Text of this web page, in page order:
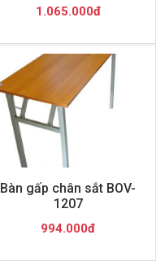
1.065.000đ
Bàn gấp chân sắt BOV-
1207
994.000đ